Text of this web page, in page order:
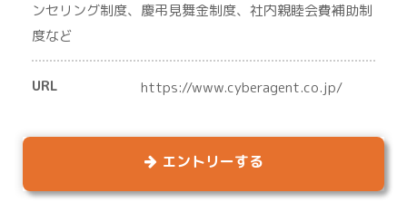
ンセリング制度、慶弔見舞金制度、社内親睦会費補助制
度など
URL https://www.cyberagent.co.jp/
エントリーする